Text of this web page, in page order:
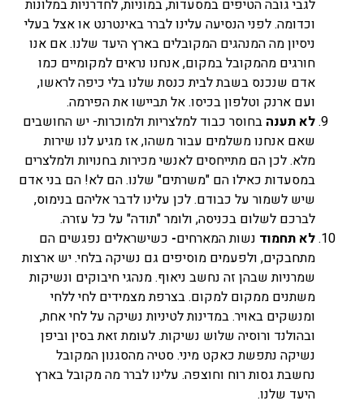
לגבי גובה הטיפים במסעדות, במוניות, לחדרניות במלונות
וכדומה. לפני הנסיעה עלינו לברר באינטרנט או אצל בעלי
ניסיון מה המנהגים המקובלים בארץ היעד שלנו. אם אנו
חורגים מהמקובל במקום, אנחנו נראים למקומיים כמו
אדם שנכנס בשבת לבית כנסת שלנו בלי כיפה לראשו,
ועם ארנק וטלפון בכיסו. אל תביישו את הפירמה.
לא תענה בחוסר כבוד למלצריות ולמוכרות- יש החושבים
שאם אנחנו משלמים עבור משהו, אז מגיע לנו שירות
מלא. לכן הם מתייחסים לאנשי מכירות בחנויות ולמלצרים
במסעדות כאילו הם "משרתים" שלנו. הם לא! הם בני אדם
שיש לשמור על כבודם. לכן עלינו לדבר אליהם בנימוס,
לברכם לשלום בכניסה, ולומר "תודה" על כל עזרה.
לא תחמוד נשות המארחים- כשישראלים נפגשים הם
מתחבקים, ולפעמים מוסיפים גם נשיקה בלחי. יש ארצות
שמרניות שבהן זה נחשב ניאוף. מנהגי חיבוקים ונשיקות
משתנים ממקום למקום. בצרפת מצמידים לחי ללחי
ומנשקים באויר. במדינות לטיניות נשיקה על לחי אחת,
ובהולנד ורוסיה שלוש נשיקות. לעומת זאת בסין וביפן
נשיקה נתפשת כאקט מיני. סטיה מהסגנון המקובל
נחשבת גסות רוח וחוצפה. עלינו לברר מה מקובל בארץ
היעד שלנו.